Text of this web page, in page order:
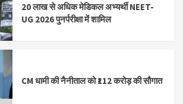
20 लाख से अधिक मेडिकल अभ्यर्थी NEET-
UG 2026 पुनर्परीक्षा में शामिल
CM धामी की नैनीताल को ₹112 करोड़ की सौगात